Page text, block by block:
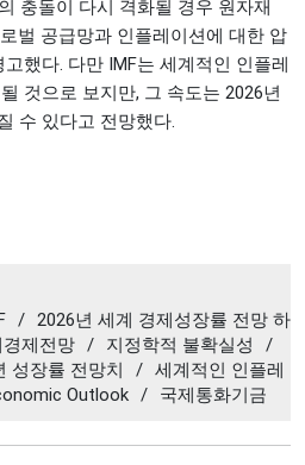
충돌이 다시 격화될 경우 원자재
벌 공급망과 인플레이션에 대한 압
했다. 다만 IMF는 세계적인 인플레
것으로 보지만, 그 속도는 2026년
수 있다고 전망했다.
/ 2026년 세계 경제성장률 전망 하
제전망 / 지정학적 불확실성
/
성장률 전망치 / 세계적인 인플레
Outlook / 국제통화기금